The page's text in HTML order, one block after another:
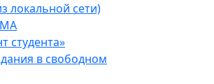
локальной сети)
студента»
в свободном